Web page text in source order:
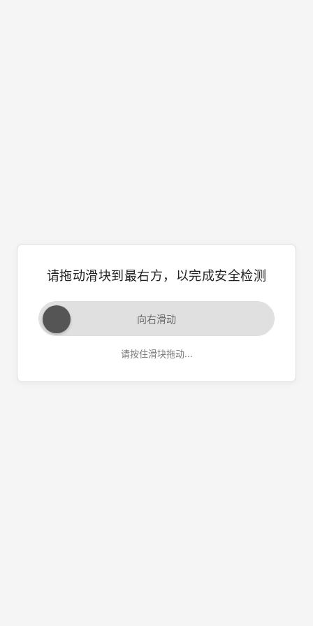
请拖动滑块到最右方，以完成安全检测
向右滑动
请按住滑块拖动...